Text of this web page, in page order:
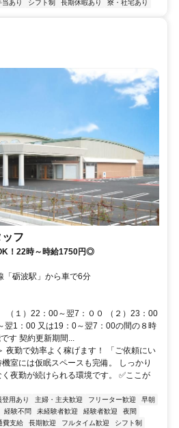
当あり シフト制 長期休暇あり 寮・社宅あり
フ
！22時～時給1750円◎
「砺波駅」から車で6分
（１）22：00～翌7：００ （２）23：00
翌1：00 又は19：0～翌7：00の間の８時
す 契約更新期間...
夜勤で効率よく稼げます！ 「ご依頼にい
室には仮眠スペースも完備。 しっかり
夜勤が続けられる環境です。 ✅ここが
登用あり 主婦・主夫歓迎 フリーター歓迎
早朝
経験不問 未経験者歓迎 経験者歓迎
夜間
費支給 長期歓迎 フルタイム歓迎
シフト制